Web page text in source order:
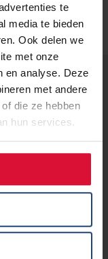
te
media te bieden
Ook delen we
met onze
en analyse. Deze
met andere
die ze hebben
hun services.